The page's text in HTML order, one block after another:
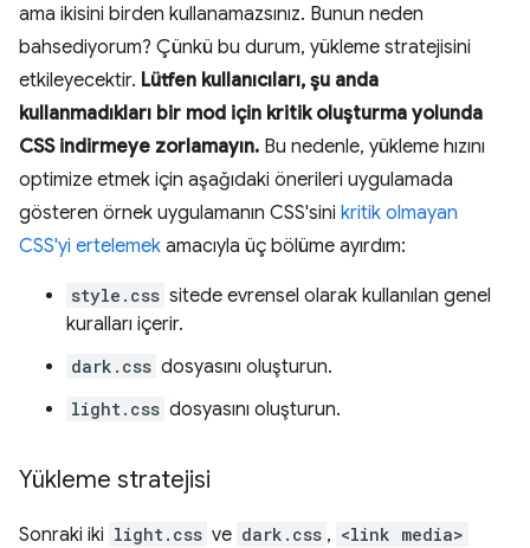
ama ikisini birden kullanamazsınız. Bunun neden
bahsediyorum? Çünkü bu durum, yükleme stratejisini
etkileyecektir. Lütfen kullanıcıları, şu anda
kullanmadıkları bir mod için kritik oluşturma yolunda
CSS indirmeye zorlamayın. Bu nedenle, yükleme hızını
optimize etmek için aşağıdaki önerileri uygulamada
gösteren örnek uygulamanın CSS'sini kritik olmayan
CSS'yi ertelemek amacıyla üç bölüme ayırdım:
style.css sitede evrensel olarak kullanılan genel
kuralları içerir.
dark.css dosyasını oluşturun.
light.css dosyasını oluşturun.
Yükleme stratejisi
Sonraki iki light.css ve dark.css , <link media>